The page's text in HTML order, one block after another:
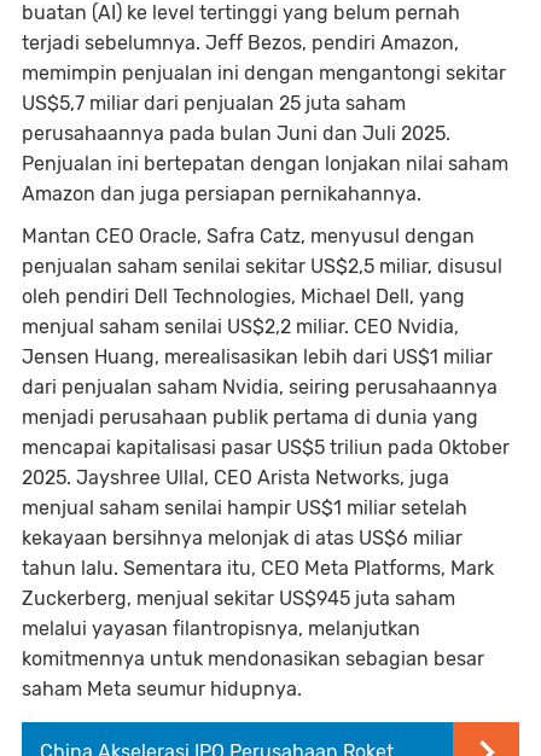
buatan (AI) ke level tertinggi yang belum pernah
terjadi sebelumnya. Jeff Bezos, pendiri Amazon,
memimpin penjualan ini dengan mengantongi sekitar
US$5,7 miliar dari penjualan 25 juta saham
perusahaannya pada bulan Juni dan Juli 2025.
Penjualan ini bertepatan dengan lonjakan nilai saham
Amazon dan juga persiapan pernikahannya.
Mantan CEO Oracle, Safra Catz, menyusul dengan
penjualan saham senilai sekitar US$2,5 miliar, disusul
oleh pendiri Dell Technologies, Michael Dell, yang
menjual saham senilai US$2,2 miliar. CEO Nvidia,
Jensen Huang, merealisasikan lebih dari US$1 miliar
dari penjualan saham Nvidia, seiring perusahaannya
menjadi perusahaan publik pertama di dunia yang
mencapai kapitalisasi pasar US$5 triliun pada Oktober
2025. Jayshree Ullal, CEO Arista Networks, juga
menjual saham senilai hampir US$1 miliar setelah
kekayaan bersihnya melonjak di atas US$6 miliar
tahun lalu. Sementara itu, CEO Meta Platforms, Mark
Zuckerberg, menjual sekitar US$945 juta saham
melalui yayasan filantropisnya, melanjutkan
komitmennya untuk mendonasikan sebagian besar
saham Meta seumur hidupnya.